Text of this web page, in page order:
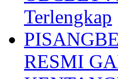
Terlengkap
RESMI